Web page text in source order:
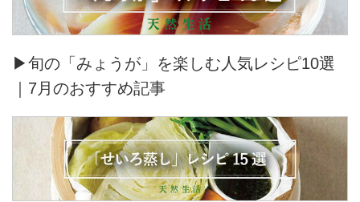
▶旬の「みょうが」を楽しむ人気レシピ10選
｜7月のおすすめ記事